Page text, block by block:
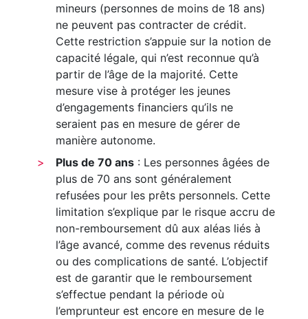
mineurs (personnes de moins de 18 ans)
ne peuvent pas contracter de crédit.
Cette restriction s’appuie sur la notion de
capacité légale, qui n’est reconnue qu’à
partir de l’âge de la majorité. Cette
mesure vise à protéger les jeunes
d’engagements financiers qu’ils ne
seraient pas en mesure de gérer de
manière autonome.
Plus de 70 ans : Les personnes âgées de
plus de 70 ans sont généralement
refusées pour les prêts personnels. Cette
limitation s’explique par le risque accru de
non-remboursement dû aux aléas liés à
l’âge avancé, comme des revenus réduits
ou des complications de santé. L’objectif
est de garantir que le remboursement
s’effectue pendant la période où
l’emprunteur est encore en mesure de le